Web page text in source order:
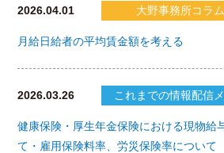
2026.04.01 大野事務所コラム
月給日給者の平均賃金額を考える
2026.03.26 これまでの情報配信
健康保険・厚生年金保険における現物給
て・雇用保険料率、労災保険率について